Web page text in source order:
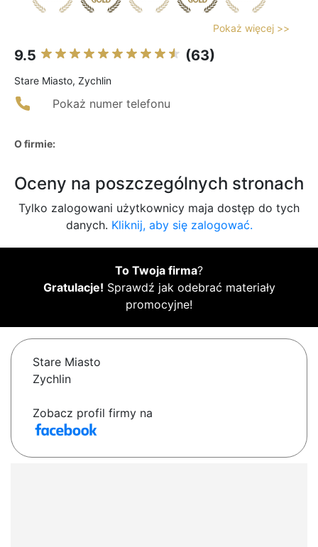
Pokaż więcej >>
9.5 (63)
Stare Miasto, Zychlin
Pokaż numer telefonu
O firmie:
Oceny na poszczególnych stronach
Tylko zalogowani użytkownicy maja dostęp do tych
danych. Kliknij, aby się zalogować.
To Twoja firma?
Gratulacje! Sprawdź jak odebrać materiały
promocyjne!
Stare Miasto
Zychlin
Zobacz profil firmy na